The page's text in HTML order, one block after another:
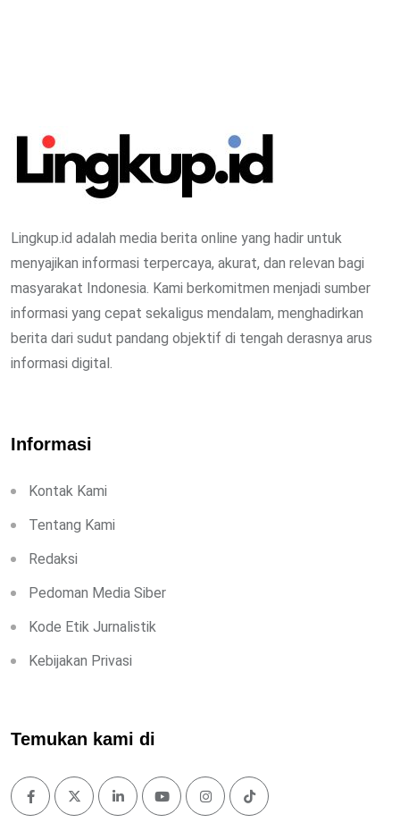
Lingkup.id adalah media berita online yang hadir untuk
menyajikan informasi terpercaya, akurat, dan relevan bagi
masyarakat Indonesia. Kami berkomitmen menjadi sumber
informasi yang cepat sekaligus mendalam, menghadirkan
berita dari sudut pandang objektif di tengah derasnya arus
informasi digital.
Informasi
Kontak Kami
Tentang Kami
Redaksi
Pedoman Media Siber
Kode Etik Jurnalistik
Kebijakan Privasi
Temukan kami di